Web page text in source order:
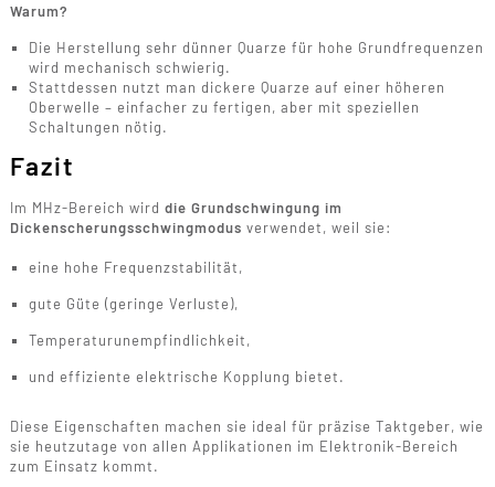
Warum?
Die Herstellung sehr dünner Quarze für hohe Grundfrequenzen
wird mechanisch schwierig.
Stattdessen nutzt man dickere Quarze auf einer höheren
Oberwelle – einfacher zu fertigen, aber mit speziellen
Schaltungen nötig.
Fazit
Im MHz-Bereich wird die Grundschwingung im
Dickenscherungsschwingmodus verwendet, weil sie:
eine hohe Frequenzstabilität,
gute Güte (geringe Verluste),
Temperaturunempfindlichkeit,
und effiziente elektrische Kopplung bietet.
Diese Eigenschaften machen sie ideal für präzise Taktgeber, wie
sie heutzutage von allen Applikationen im Elektronik-Bereich
zum Einsatz kommt.